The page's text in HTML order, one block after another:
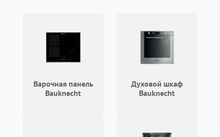
Варочная панель
Bauknecht
Духовой шкаф
Bauknecht